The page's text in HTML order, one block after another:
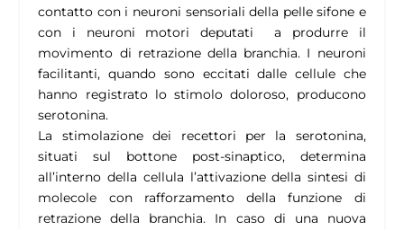
contatto con i neuroni sensoriali della pelle sifone e
con i neuroni motori deputati a produrre il
movimento di retrazione della branchia. I neuroni
facilitanti, quando sono eccitati dalle cellule che
hanno registrato lo stimolo doloroso, producono
serotonina.
La stimolazione dei recettori per la serotonina,
situati sul bottone post-sinaptico, determina
all’interno della cellula l’attivazione della sintesi di
molecole con rafforzamento della funzione di
retrazione della branchia. In caso di una nuova